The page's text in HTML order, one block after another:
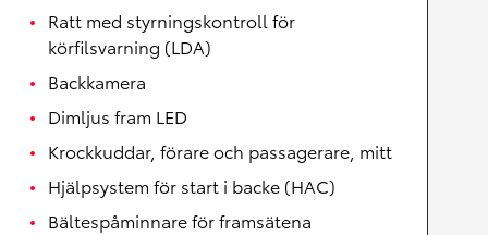
Ratt med styrningskontroll för
körfilsvarning (LDA)
Backkamera
Dimljus fram LED
Krockkuddar, förare och passagerare, mitt
Hjälpsystem för start i backe (HAC)
Bältespåminnare för framsätena